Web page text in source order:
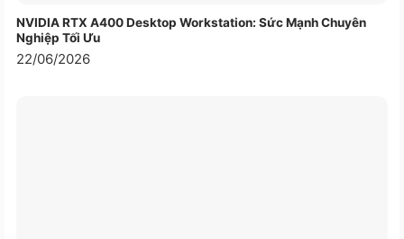
NVIDIA RTX A400 Desktop Workstation: Sức Mạnh Chuyên
Nghiệp Tối Ưu
22/06/2026